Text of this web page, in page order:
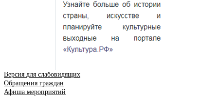
Версия для слабовидящих
Обращения граждан
Афиша мероприятий